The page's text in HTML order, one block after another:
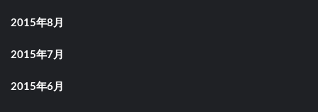
2015年8月
2015年7月
2015年6月